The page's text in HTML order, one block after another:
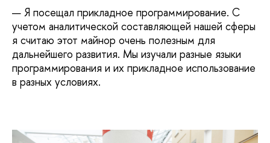
— Я посещал прикладное программирование. С
учетом аналитической составляющей нашей сферы
я считаю этот майнор очень полезным для
дальнейшего развития. Мы изучали разные языки
программирования и их прикладное использование
в разных условиях.